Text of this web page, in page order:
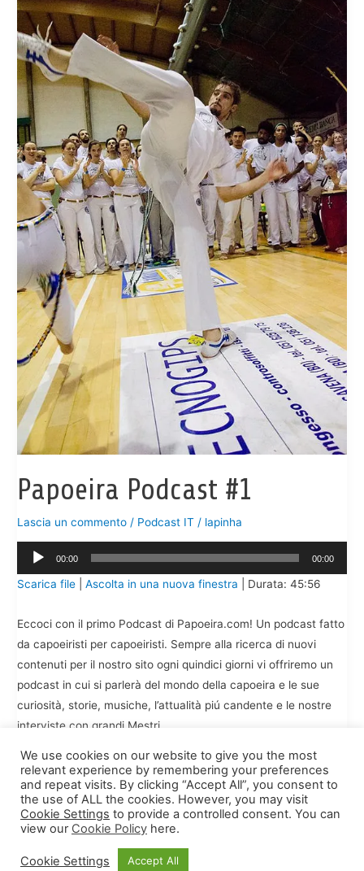
Papoeira Podcast #1
Lascia un commento / Podcast IT / lapinha
Audio
00:00 00:00
Scarica file |Ascolta in una nuova finestra Durata: 45:56
Eccoci con il primo Podcast di Papoeira.com! Un podcast fatto
da capoeiristi per capoeiristi. Sempre alla ricerca di nuovi
contenuti per il nostro sito ogni quindici giorni vi offriremo un
podcast in cui si parlerà del mondo della capoeira e le sue
curiosità, storie, musiche, l’attualità piú candente e le nostre
interviste con grandi Mestri
Papoeira
Podcast
#1
Leggi tutto »
Copyright © 2026Papoeira.com
We use cookies on our website to give you the most
relevant experience by remembering your preferences
and repeat visits. By clicking “Accept All”, you consent to
the use of ALL the cookies. However, you may visit
Cookie Settings to provide a controlled consent. You can
view our Cookie Policy here.
Cookie Settings Accept All